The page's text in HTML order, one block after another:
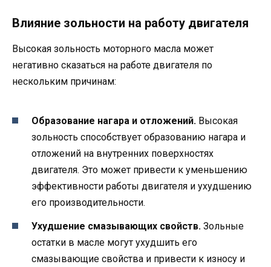
Влияние зольности на работу двигателя
Высокая зольность моторного масла может
негативно сказаться на работе двигателя по
нескольким причинам:
Образование нагара и отложений. Высокая
зольность способствует образованию нагара и
отложений на внутренних поверхностях
двигателя. Это может привести к уменьшению
эффективности работы двигателя и ухудшению
его производительности.
Ухудшение смазывающих свойств. Зольные
остатки в масле могут ухудшить его
смазывающие свойства и привести к износу и